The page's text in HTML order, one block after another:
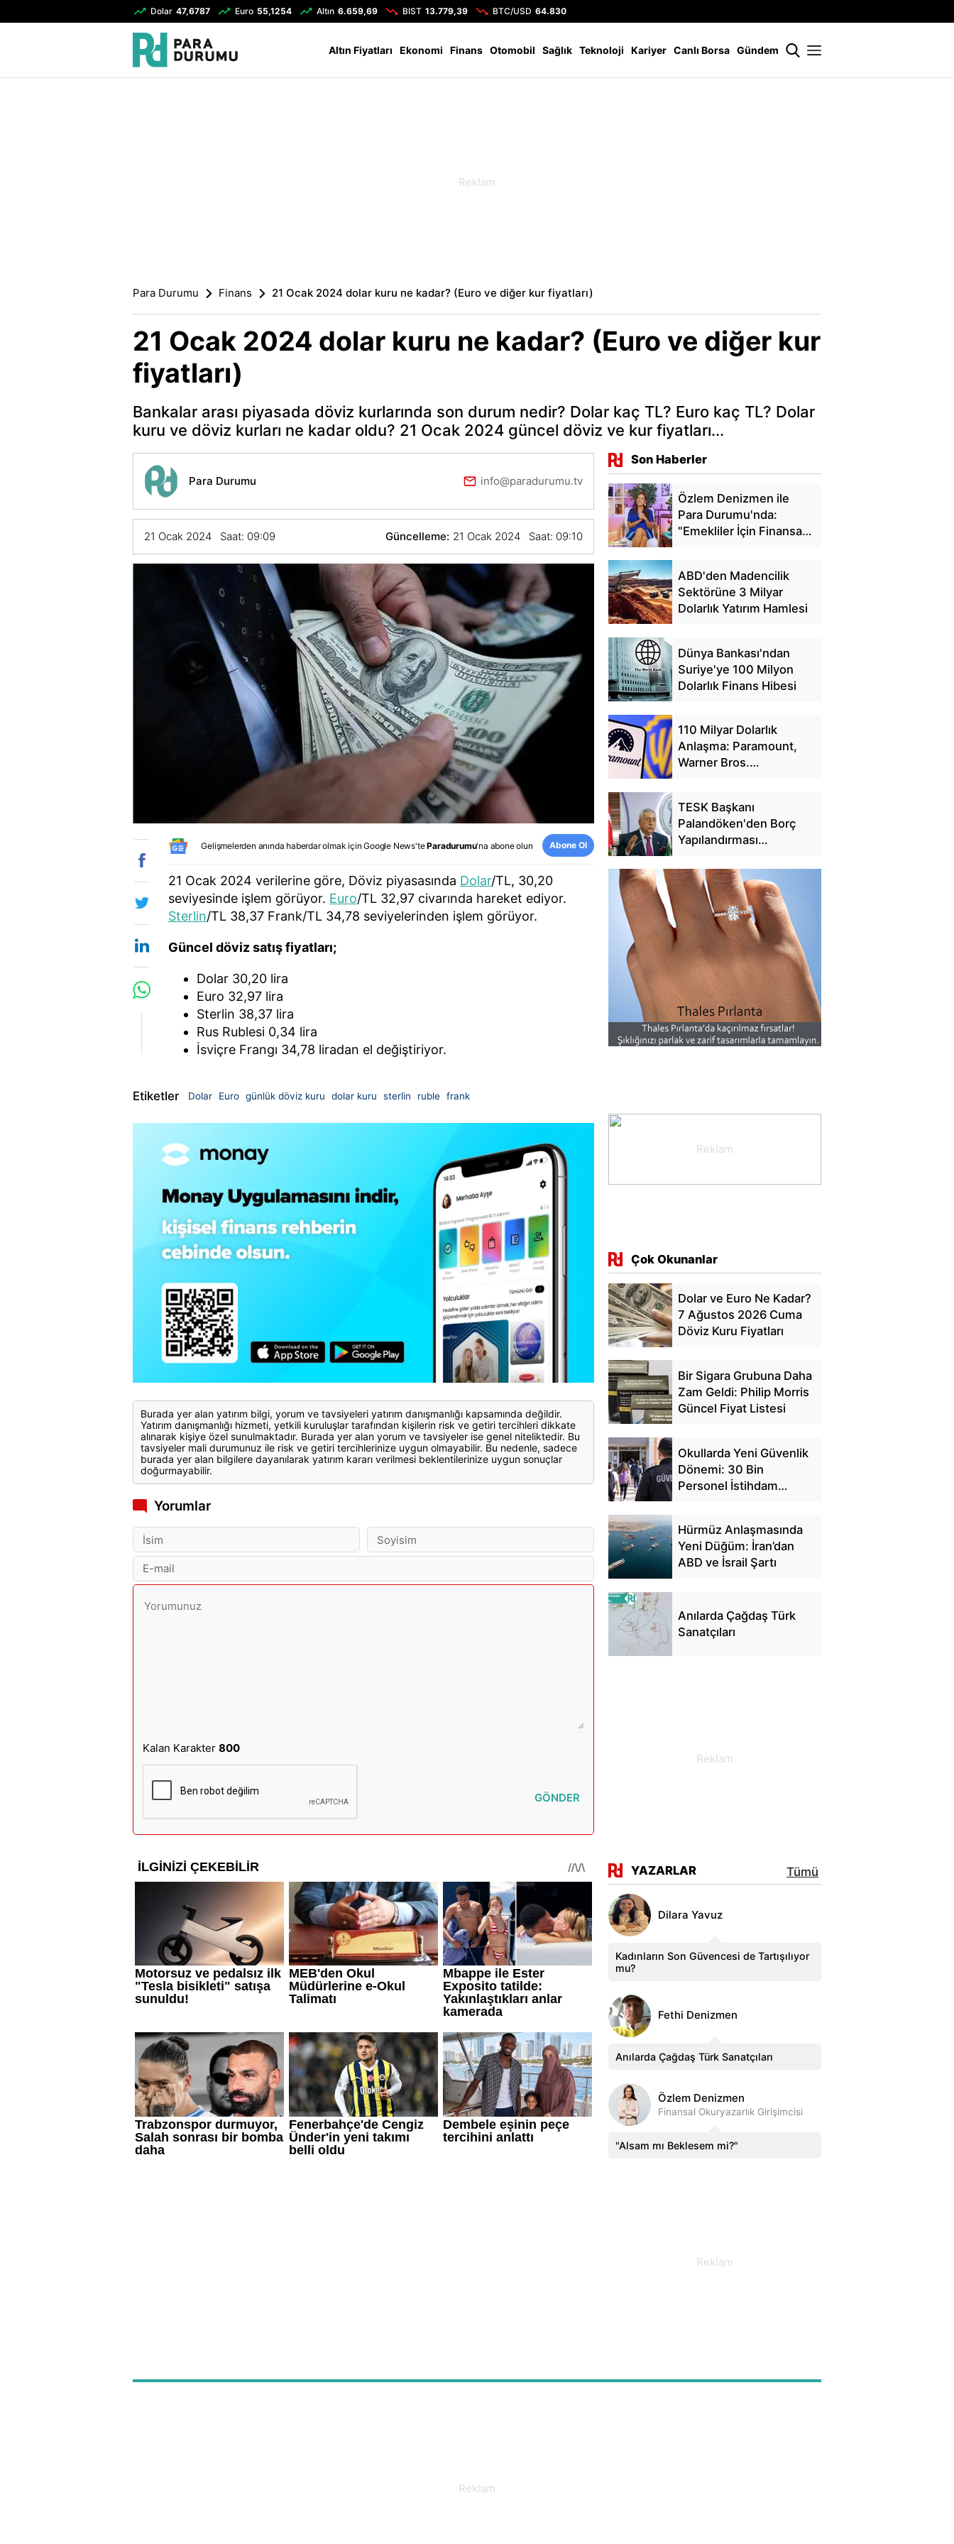
Dolar 47,6787 Euro 55,1254 Altın 6.659,69 BIST 13.779,39 BTC/USD 64.830
Altın Fiyatları Ekonomi Finans Otomobil Sağlık Teknoloji Kariyer Canlı Borsa Gündem
Para Durumu Finans 21 Ocak 2024 dolar kuru ne kadar? (Euro ve diğer kur fiyatları)
21 Ocak 2024 dolar kuru ne kadar? (Euro ve diğer kur
fiyatları)
Bankalar arası piyasada döviz kurlarında son durum nedir? Dolar kaç TL? Euro kaç TL? Dolar
kuru ve döviz kurları ne kadar oldu? 21 Ocak 2024 güncel döviz ve kur fiyatları...
Para Durumu info@paradurumu.tv
21 Ocak 2024 Saat: 09:09 Güncelleme: 21 Ocak 2024 Saat: 09:10
Gelişmelerden anında haberdar olmak içinGoogle News'teParadurumu'na abone olun Abone Ol
21 Ocak 2024 verilerine göre, Döviz piyasasında Dolar/TL, 30,20
seviyesinde işlem görüyor. Euro/TL 32,97 civarında hareket ediyor.
Sterlin/TL 38,37 Frank/TL 34,78 seviyelerinden işlem görüyor.
Güncel döviz satış fiyatları;
Dolar 30,20 lira
Euro 32,97 lira
Sterlin 38,37 lira
Rus Rublesi 0,34 lira
İsviçre Frangı 34,78 liradan el değiştiriyor.
Etiketler Dolar Euro günlük döviz kuru dolar kuru sterlin ruble frank
Burada yer alan yatırım bilgi, yorum ve tavsiyeleri yatırım danışmanlığı kapsamında değildir.
Yatırım danışmanlığı hizmeti, yetkili kuruluşlar tarafından kişilerin risk ve getiri tercihleri dikkate
alınarak kişiye özel sunulmaktadır. Burada yer alan yorum ve tavsiyeler ise genel niteliktedir. Bu
tavsiyeler mali durumunuz ile risk ve getiri tercihlerinize uygun olmayabilir. Bu nedenle, sadece
burada yer alan bilgilere dayanılarak yatırım kararı verilmesi beklentilerinize uygun sonuçlar
doğurmayabilir.
Yorumlar
Kalan Karakter800
GÖNDER
Son Haberler
Özlem Denizmen ile
Para Durumu'nda:
"Emekliler İçin Finansal
ABD'den Madencilik
Sektörüne 3 Milyar
Dolarlık Yatırım Hamlesi
Dünya Bankası'ndan
Suriye'ye 100 Milyon
Dolarlık Finans Hibesi
110 Milyar Dolarlık
Anlaşma: Paramount,
Warner Bros.
TESK Başkanı
Palandöken'den Borç
Yapılandırması
228 Bin Başvuru
Çok Okunanlar
Dolar ve Euro Ne Kadar?
7 Ağustos 2026 Cuma
Döviz Kuru Fiyatları
Bir Sigara Grubuna Daha
Zam Geldi: Philip Morris
Güncel Fiyat Listesi
Okullarda Yeni Güvenlik
Dönemi: 30 Bin
Personel İstihdam
Hürmüz Anlaşmasında
Yeni Düğüm: İran’dan
ABD ve İsrail Şartı
Anılarda Çağdaş Türk
Sanatçıları
YAZARLAR Tümü
Dilara Yavuz
Kadınların Son Güvencesi de Tartışılıyor
mu?
Fethi Denizmen
Anılarda Çağdaş Türk Sanatçıları
Özlem Denizmen
Finansal Okuryazarlık Girişimcisi
"Alsam mı Beklesem mi?"